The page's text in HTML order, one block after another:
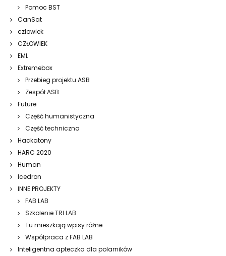
Pomoc BST
CanSat
czlowiek
CZŁOWIEK
EML
Extremebox
Przebieg projektu ASB
Zespół ASB
Future
Część humanistyczna
Część techniczna
Hackatony
HARC 2020
Human
Icedron
INNE PROJEKTY
FAB LAB
Szkolenie TRI LAB
Tu mieszkają wpisy różne
Współpraca z FAB LAB
Inteligentna apteczka dla polarników